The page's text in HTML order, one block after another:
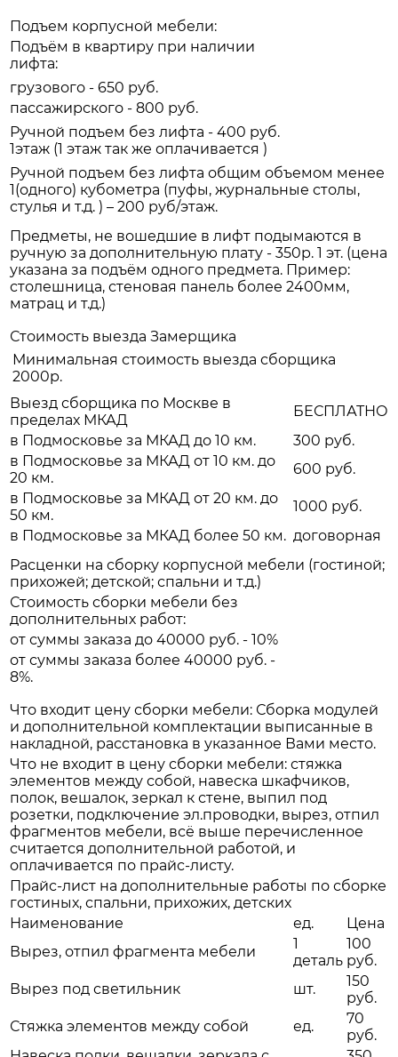
Подъем корпусной мебели:
Подъём в квартиру при наличии
лифта:
грузового - 650 руб.
пассажирского - 800 руб.
Ручной подъем без лифта - 400 руб.
1этаж (1 этаж так же оплачивается )
Ручной подъем без лифта общим объемом менее
1(одного) кубометра (пуфы, журнальные столы,
стулья и т.д. ) – 200 руб/этаж.
Предметы, не вошедшие в лифт подымаются в
ручную за дополнительную плату - 350р. 1 эт. (цена
указана за подъём одного предмета. Пример:
столешница, стеновая панель более 2400мм,
матрац и т.д.)
Стоимость выезда Замерщика
Минимальная стоимость выезда сборщика
2000р.
Выезд сборщика по Москве в
пределах МКАД
БЕСПЛАТНО
в Подмосковье за МКАД до 10 км.
300 руб.
в Подмосковье за МКАД от 10 км. до
20 км.
600 руб.
в Подмосковье за МКАД от 20 км. до
50 км.
1000 руб.
в Подмосковье за МКАД более 50 км. договорная
Расценки на сборку корпусной мебели (гостиной;
прихожей; детской; спальни и т.д.)
Стоимость сборки мебели без
дополнительных работ:
от суммы заказа до 40000 руб. - 10%
от суммы заказа более 40000 руб. -
8%.
Что входит цену сборки мебели: Сборка модулей
и дополнительной комплектации выписанные в
накладной, расстановка в указанное Вами место.
Что не входит в цену сборки мебели: стяжка
элементов между собой, навеска шкафчиков,
полок, вешалок, зеркал к стене, выпил под
розетки, подключение эл.проводки, вырез, отпил
фрагментов мебели, всё выше перечисленное
считается дополнительной работой, и
оплачивается по прайс-листу.
Прайс-лист на дополнительные работы по сборке
гостиных, спальни, прихожих, детских
Наименование
ед.
Цена
Вырез, отпил фрагмента мебели
1
деталь
100
руб.
Вырез под светильник
шт.
150
руб.
Стяжка элементов между собой
ед.
70
руб.